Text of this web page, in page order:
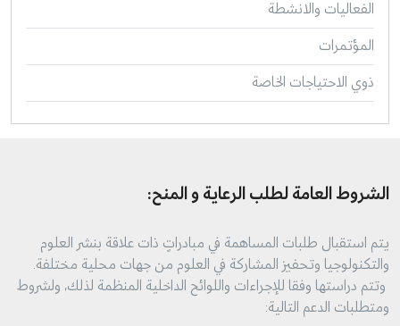
الفعاليات والانشطة
المؤتمرات
ذوي الاحتياجات الخاصة
الشروط العامة لطلب الرعاية و المنح:
يتم استقبال طلبات المساهمة في مبادراتٍ ذات علاقة بنشر العلوم
والتكنولوجيا وتحفيز المشاركة في العلوم من جهات محلية مختلفة.
وتتم دراستها وفقا للإجراءات واللوائح الداخلية المنظمة لذلك، ولشروط
ومتطلبات الدعم التالية: